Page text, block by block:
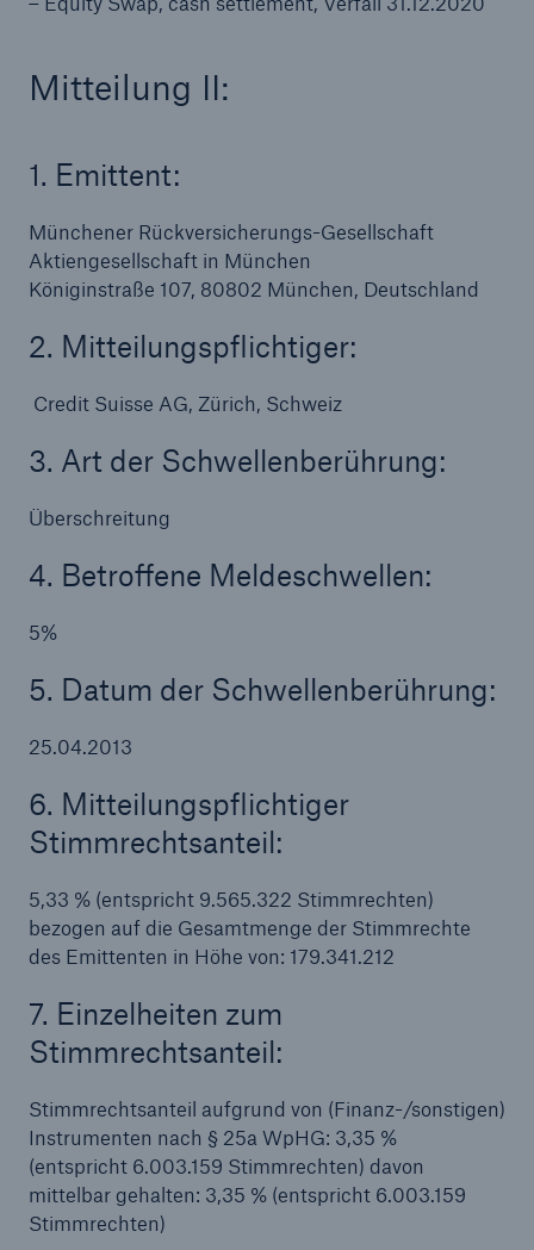
Mitteilung II:
1. Emittent:
Münchener Rückversicherungs-Gesellschaft
Aktiengesellschaft in München
Königinstraße 107, 80802 München, Deutschland
2. Mitteilungspflichtiger:
Credit Suisse AG, Zürich, Schweiz
3. Art der Schwellenberührung:
Überschreitung
4. Betroffene Meldeschwellen:
5%
5. Datum der Schwellenberührung:
25.04.2013
6. Mitteilungspflichtiger
Stimmrechtsanteil:
5,33 % (entspricht 9.565.322 Stimmrechten)
bezogen auf die Gesamtmenge der Stimmrechte
des Emittenten in Höhe von: 179.341.212
7. Einzelheiten zum
Stimmrechtsanteil:
Stimmrechtsanteil aufgrund von (Finanz-/sonstigen)
Instrumenten nach § 25a WpHG: 3,35 %
(entspricht 6.003.159 Stimmrechten) davon
mittelbar gehalten: 3,35 % (entspricht 6.003.159
Stimmrechten)
MIRA Digital Suite
Cyber-Lösungen von Munich Re
Navigation schließen oder Escape-Taste drücken
Home
Risiken
Lösungen
Insights